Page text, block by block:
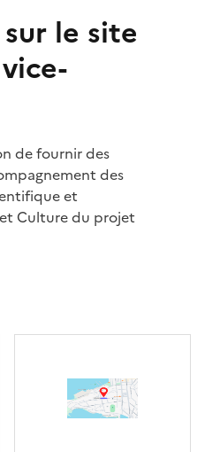
le site
de fournir des
des
et
Culture du projet